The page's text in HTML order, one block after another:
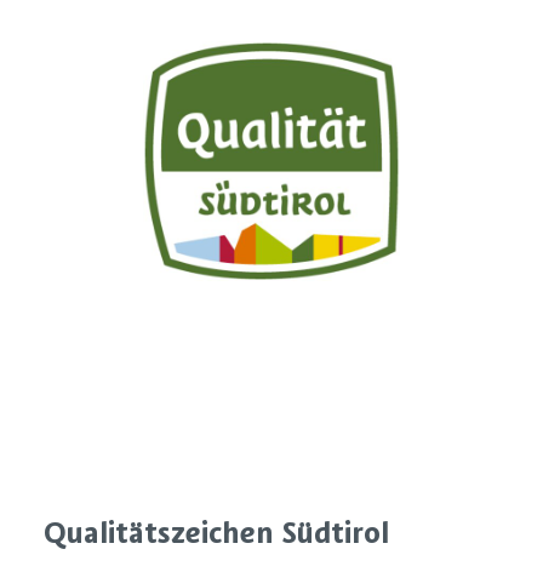
Qualitätszeichen Südtirol